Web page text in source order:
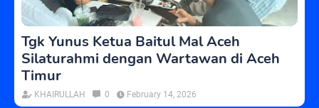
Tgk Yunus Ketua Baitul Mal Aceh
Silaturahmi dengan Wartawan di Aceh
Timur
KHAIRULLAH 0 February 14, 2026